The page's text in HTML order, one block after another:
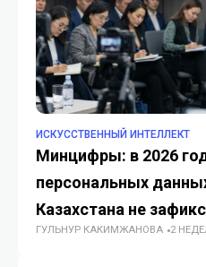
ИСКУССТВЕННЫЙ ИНТЕЛЛЕКТ
Минцифры: в 2026
персональных
Казахстана не
ГУЛЬНУР КАКИМЖАНОВА 2